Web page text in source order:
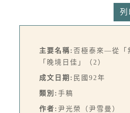
列
主要名稱: 否極泰來—從「
「晚境日佳」（2）
成文日期: 民國92年
類別: 手稿
作者: 尹光榮（尹雪曼）